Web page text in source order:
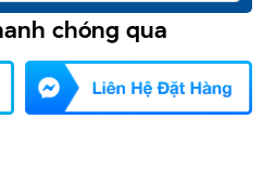
chóng qua